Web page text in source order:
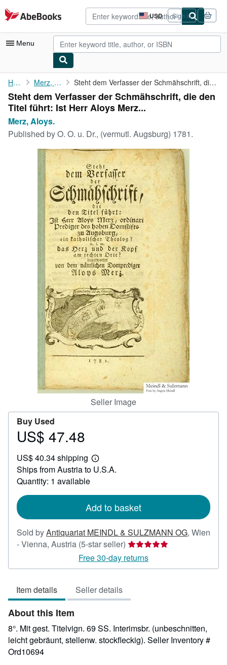
Skip to main content
AbeBooks.com USD
Site
shopping
preferences
Sign in
Menu
My Account
My Purchases
Advanced Search
Browse Collections
Rare Books
Art & Collectibles
Textbooks
Start Selling
CLOSE
Home Merz, Aloys. Steht dem Verfasser der Schmähschrift, die den Titel führt: Ist ...
Steht dem Verfasser der Schmähschrift, die den
Titel führt: Ist Herr Aloys Merz...
Merz, Aloys.
Published byO. O. u. Dr., (vermutl. Augsburg) 1781.
Seller Image
Buy Used
Price
47.48
US$ 47.48
US$ 40.34 shipping
Learn
more
Ships from Austria to U.S.A.
Quantity: 1 available
Add to basket
Sold byAntiquariat MEINDL & SULZMANN OG, Wien
- Vienna, Austria (5-star seller) Seller
rating
5
5
Free 30-day returns
Item details Seller details
About this Item
8°. Mit gest. Titelvign. 69 SS. Interimsbr. (unbeschnitten,
leicht gebräunt, stellenw. stockfleckig). Seller Inventory #
Ord10694